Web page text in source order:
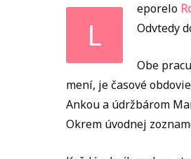
L
eporelo
Odvtedy
Obe
mení, je časové
Ankou a údržbárom
Okrem úvodnej